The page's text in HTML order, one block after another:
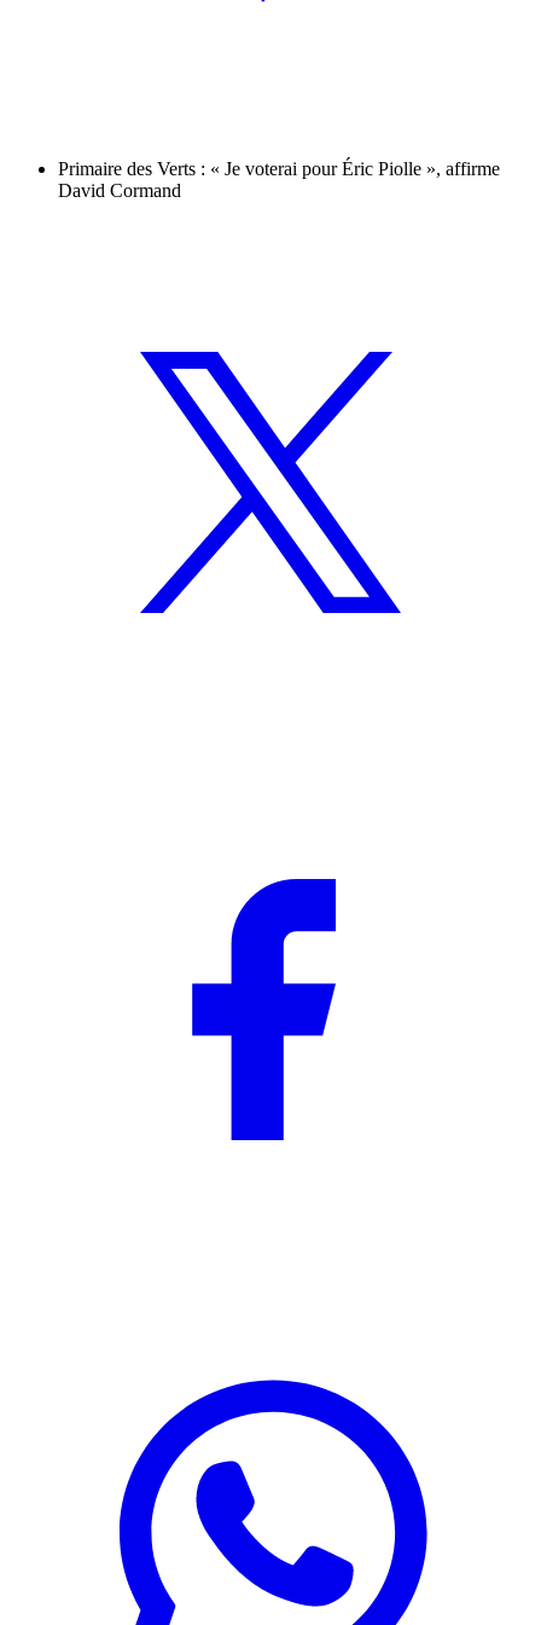
Primaire des Verts : « Je voterai pour Éric Piolle », affirme
David Cormand